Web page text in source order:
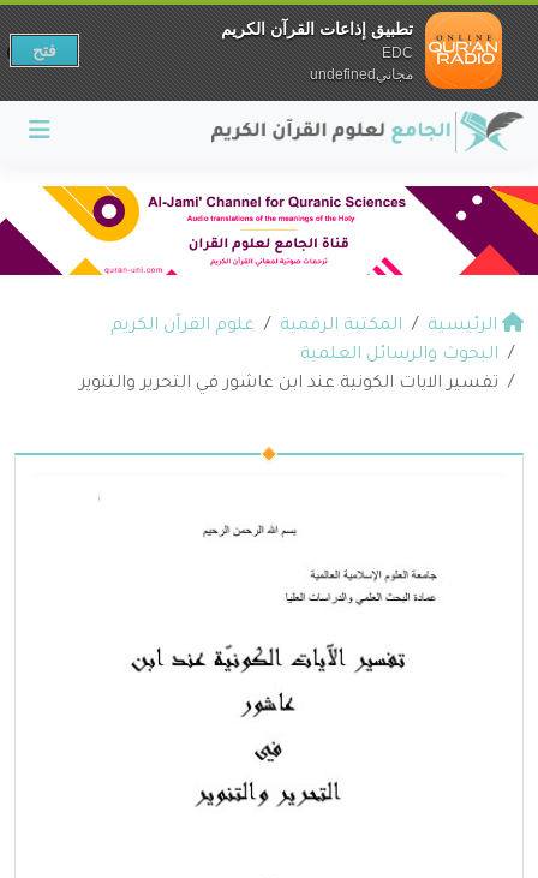
الرئيسية المكتبة الرقمية
علوم القرآن الكريم
البحوث والرسائل العلمية
تفسير الايات الكونية عند ابن عاشور في التحرير والتنوير
تطبيق إذاعات القرآن الكريم
EDC
مجانيundefined
فتح